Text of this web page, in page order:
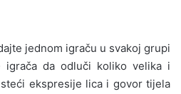
jednom igraču u svakoj grupi
igrača da odluči koliko velika i
ekspresije lica i govor tijela